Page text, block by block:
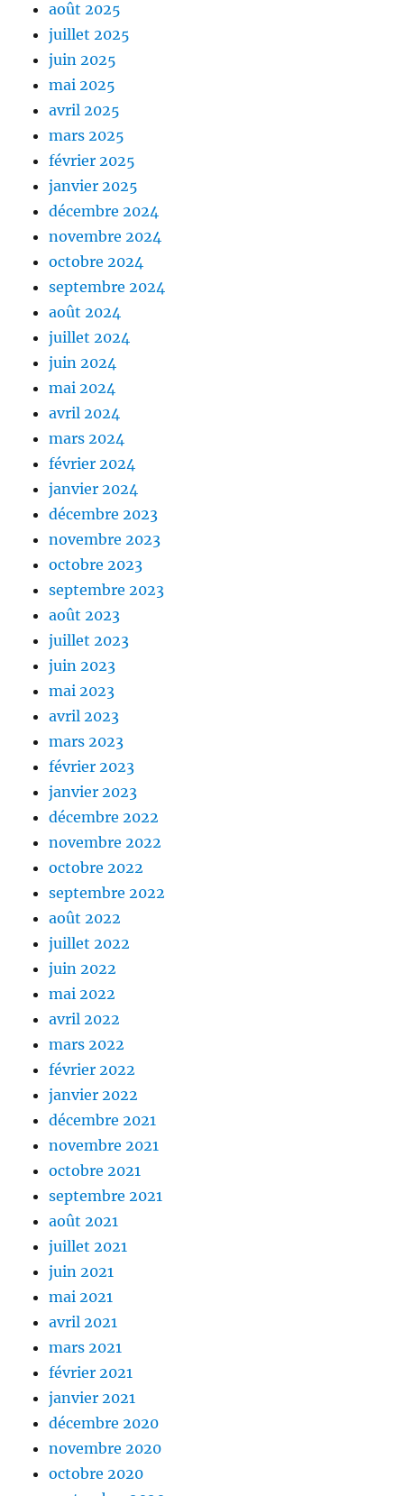
août 2025
juillet 2025
juin 2025
mai 2025
avril 2025
mars 2025
février 2025
janvier 2025
décembre 2024
novembre 2024
octobre 2024
septembre 2024
août 2024
juillet 2024
juin 2024
mai 2024
avril 2024
mars 2024
février 2024
janvier 2024
décembre 2023
novembre 2023
octobre 2023
septembre 2023
août 2023
juillet 2023
juin 2023
mai 2023
avril 2023
mars 2023
février 2023
janvier 2023
décembre 2022
novembre 2022
octobre 2022
septembre 2022
août 2022
juillet 2022
juin 2022
mai 2022
avril 2022
mars 2022
février 2022
janvier 2022
décembre 2021
novembre 2021
octobre 2021
septembre 2021
août 2021
juillet 2021
juin 2021
mai 2021
avril 2021
mars 2021
février 2021
janvier 2021
décembre 2020
novembre 2020
octobre 2020